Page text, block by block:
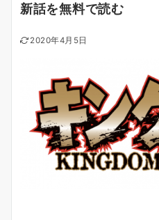
新話を無料で読む
2020年4月5日